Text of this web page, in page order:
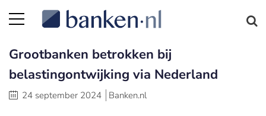
Grootbanken betrokken bij
belastingontwijking via Nederland
24 september 2024 Banken.nl